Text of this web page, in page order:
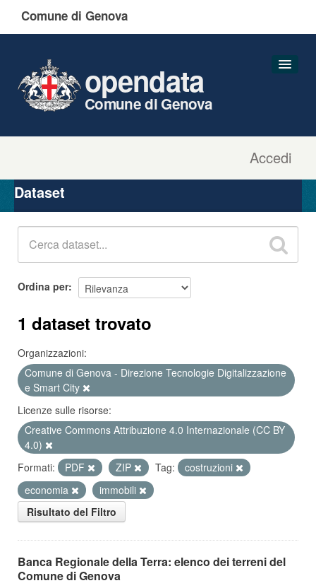
Comune di Genova
Accedi
opendata
Comune di Genova
Organizzazioni
Gruppi
Dataset
Ordina per
1 dataset trovato
Organizzazioni:
Comune di Genova - Direzione Tecnologie Digitalizzazione
e Smart City
Licenze sulle risorse:
Creative Commons Attribuzione 4.0 Internazionale (CC BY
4.0)
Formati:
PDF ZIP Tag:
costruzioni
economia
immobili
Risultato del Filtro
Banca Regionale della Terra: elenco dei terreni del
Comune di Genova